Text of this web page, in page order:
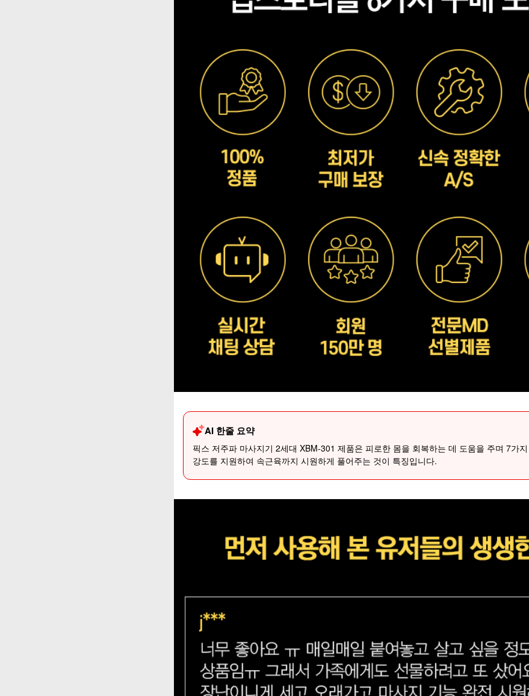
AI 한줄 요약
픽스 저주파 마사지기 2세대 XBM-301 제품은 피로한 몸을 회복하는 데 도움을 주며 7가
강도를 지원하여 속근육까지 시원하게 풀어주는 것이 특징입니다.